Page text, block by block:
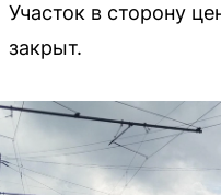
Участок в сторону
закрыт.